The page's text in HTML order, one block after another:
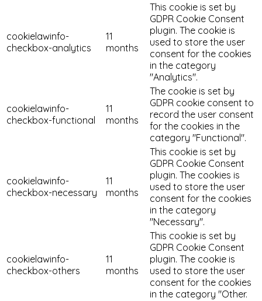
cookielawinfo-
checkbox-analytics
11
months
This cookie is set by
GDPR Cookie Consent
plugin. The cookie is
used to store the user
consent for the cookies
in the category
"Analytics".
cookielawinfo-
checkbox-functional
11
months
The cookie is set by
GDPR cookie consent to
record the user consent
for the cookies in the
category "Functional".
cookielawinfo-
checkbox-necessary
11
months
This cookie is set by
GDPR Cookie Consent
plugin. The cookies is
used to store the user
consent for the cookies
in the category
"Necessary".
cookielawinfo-
checkbox-others
11
months
This cookie is set by
GDPR Cookie Consent
plugin. The cookie is
used to store the user
consent for the cookies
in the category "Other.